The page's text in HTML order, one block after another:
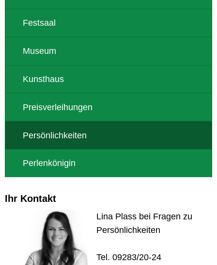
Festsaal
Museum
Kunsthaus
Preisverleihungen
Persönlichkeiten
Perlenkönigin
Ihr Kontakt
Lina Plass bei Fragen zu
Persönlichkeiten
Tel. 09283/20-24